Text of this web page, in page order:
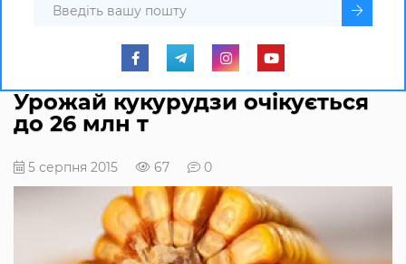
Урожай кукурудзи очікується
до 26 млн т
5 серпня 2015 67 0